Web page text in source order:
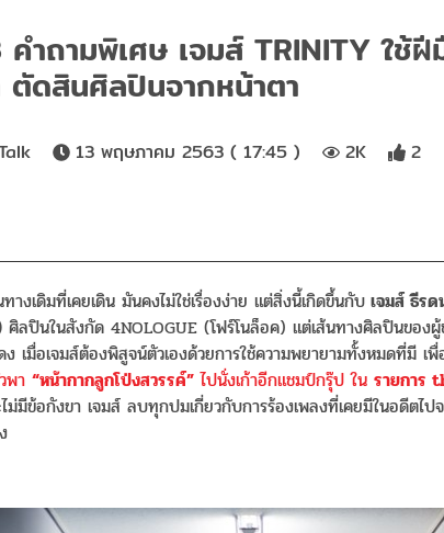
ำถามพิเศษ เจมส์ TRINITY ใช้
ดสินศิลปินจากหน้าตา
13 พฤษภาคม 2563 ( 17:45 ) 2K 2
างเดิมที่เคยเดิน มันคงไม่ใช่เรื่องง่าย แต่สิ่งนี้เกิดขึ้นกับ เจมส์ ธีร
ศิลปินในสังกัด 4NOLOGUE (โฟร์โนล็อค) แต่เส้นทางศิลปินของ
ง เมื่อเจมส์ต้องพิสูจน์ตัวเองด้วยการใช้ความพยายามทั้งหมดที่มี
พา “หน้ากากลูกโป่งสวรรค์” ไปนั่งเก้าอีกแชมป์กรุ๊ป ใน รายการ
ม่มีข้อกังขา เจมส์ ลบทุกปมเกี่ยวกับการร้องเพลงที่เคยมีในอดีตไ